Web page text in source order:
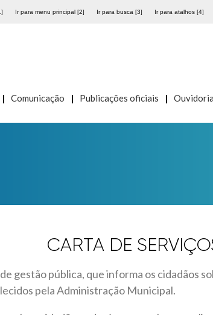
Ir para menu principal [2] Ir para busca [3] Ir para atalhos [4]
Comunicação Publicações oficiais Ouvidoria
CARTA DE
gestão pública, que informa os cidadãos
pela Administração Municipal.